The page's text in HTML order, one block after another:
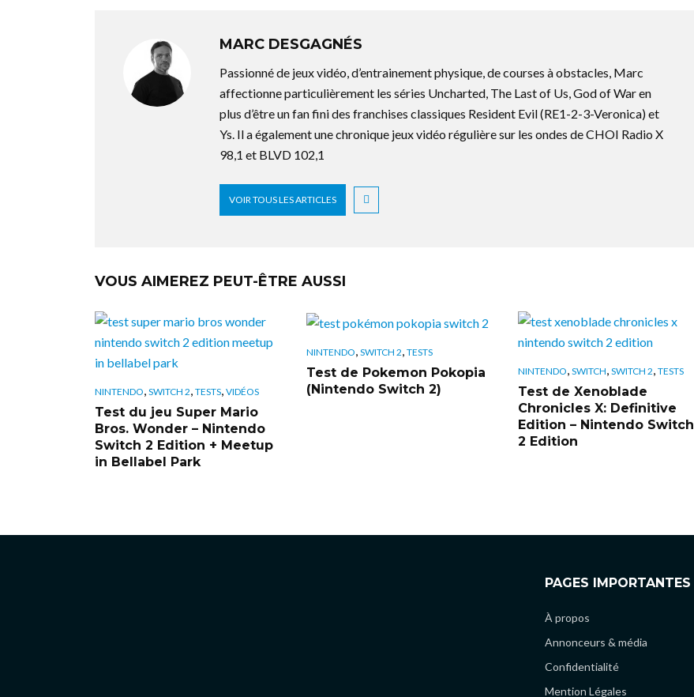
MARC DESGAGNÉS
Passionné de jeux vidéo, d’entrainement physique, de courses à obstacles, Marc
affectionne particulièrement les séries Uncharted, The Last of Us, God of War en
plus d’être un fan fini des franchises classiques Resident Evil (RE1-2-3-Veronica) et
Ys. Il a également une chronique jeux vidéo régulière sur les ondes de CHOI Radio X
98,1 et BLVD 102,1
VOIR TOUS LES ARTICLES
VOUS AIMEREZ PEUT-ÊTRE AUSSI
NINTENDO, SWITCH 2, TESTS, VIDÉOS
Test du jeu Super Mario
Bros. Wonder – Nintendo
Switch 2 Edition + Meetup
in Bellabel Park
NINTENDO, SWITCH 2, TESTS
Test de Pokemon Pokopia
(Nintendo Switch 2)
NINTENDO, SWITCH, SWITCH 2, TESTS
Test de Xenoblade
Chronicles X: Definitive
Edition – Nintendo Switch
2 Edition
PAGES IMPORTANTES
À propos
Annonceurs & média
Confidentialité
Mention Légales